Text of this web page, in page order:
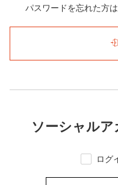
パスワードを忘れた方は
ソーシャル
ログ